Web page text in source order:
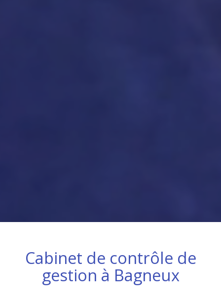
Cabinet de contrôle de
gestion à Bagneux